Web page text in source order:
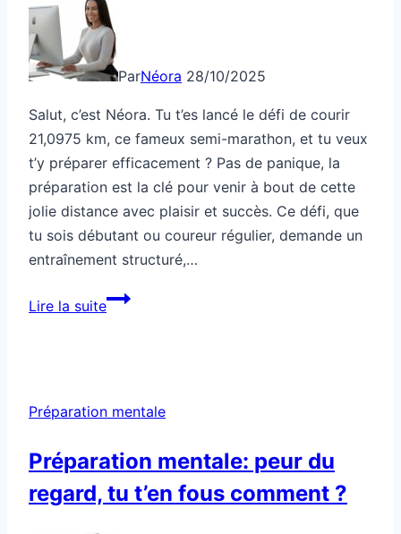
ParNéora 28/10/2025
Salut, c’est Néora. Tu t’es lancé le défi de courir
21,0975 km, ce fameux semi-marathon, et tu veux
t’y préparer efficacement ? Pas de panique, la
préparation est la clé pour venir à bout de cette
jolie distance avec plaisir et succès. Ce défi, que
tu sois débutant ou coureur régulier, demande un
entraînement structuré,…
Lire la suiteComment
un
marathon
Préparation mentale
Préparation mentale: peur du
regard, tu t’en fous comment ?